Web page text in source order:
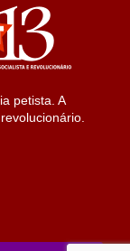
petista. A